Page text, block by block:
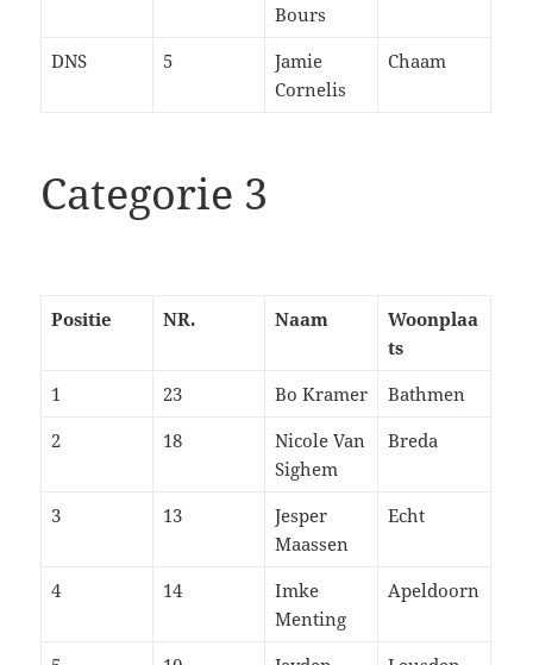
Bours
DNS 5
Jamie
Cornelis
Chaam
Categorie 3
Positie NR. Naam
Woonplaa
ts
1
23 Bo Kramer
Bathmen
2
18
Nicole Van
Sighem
Breda
3 13
Jesper
Maassen
Echt
4 14
Imke
Menting
Apeldoorn